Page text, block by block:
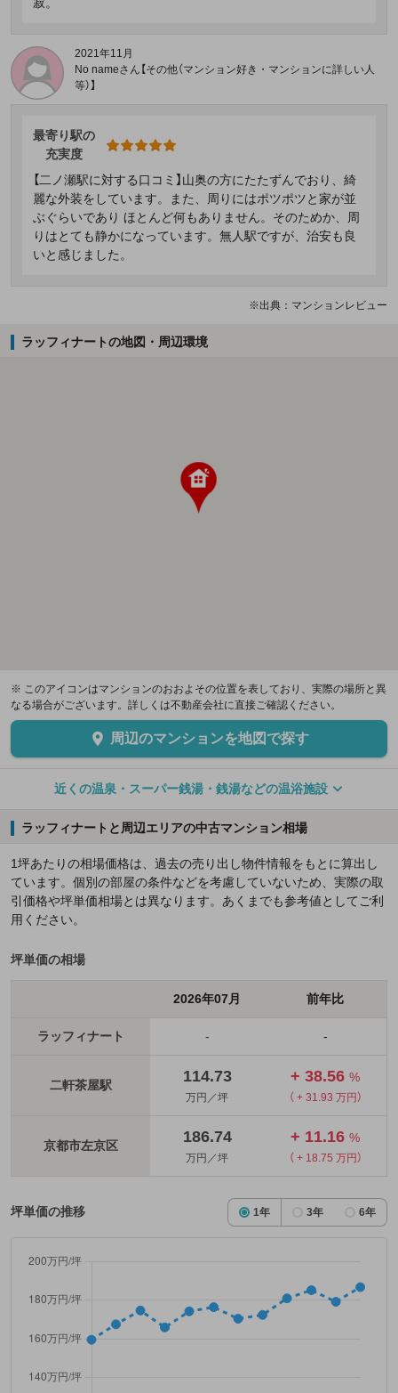
2021年11月
No nameさん【その他（マンション好き・マンションに詳しい人
等）】
最寄り駅の
充実度
【二ノ瀬駅に対する口コミ】山奥の方にたたずんでおり、綺
麗な外装をしています。また、周りにはポツポツと家が並
ぶぐらいであり ほとんど何もありません。そのためか、周
りはとても静かになっています。無人駅ですが、治安も良
いと感じました。
※出典：マンションレビュー
ラッフィナートの地図・周辺環境
※ このアイコンはマンションのおおよその位置を表しており、実際の場所と異
なる場合がございます。詳しくは不動産会社に直接ご確認ください。
周辺のマンションを地図で探す
近くの温泉・スーパー銭湯・銭湯などの温浴施設
ラッフィナートと周辺エリアの中古マンション相場
1坪あたりの相場価格は、過去の売り出し物件情報をもとに算出し
ています。個別の部屋の条件などを考慮していないため、実際の取
引価格や坪単価相場とは異なります。あくまでも参考値としてご利
用ください。
坪単価の相場
2026年07月 前年比
ラッフィナート - -
二軒茶屋駅 114.73
万円／坪
+ 38.56 %
（ + 31.93 万円）
京都市左京区 186.74
万円／坪
+ 11.16 %
（ + 18.75 万円）
坪単価の推移 1年 3年 6年